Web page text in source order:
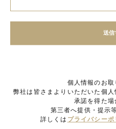
個人情報のお
弊社は皆さまよりいただいた個
承諾を得た場
第三者へ提供・提示
詳しくは プライバシーポ